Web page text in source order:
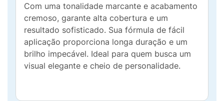
Com uma tonalidade marcante e acabamento
cremoso, garante alta cobertura e um
resultado sofisticado. Sua fórmula de fácil
aplicação proporciona longa duração e um
brilho impecável. Ideal para quem busca um
visual elegante e cheio de personalidade.